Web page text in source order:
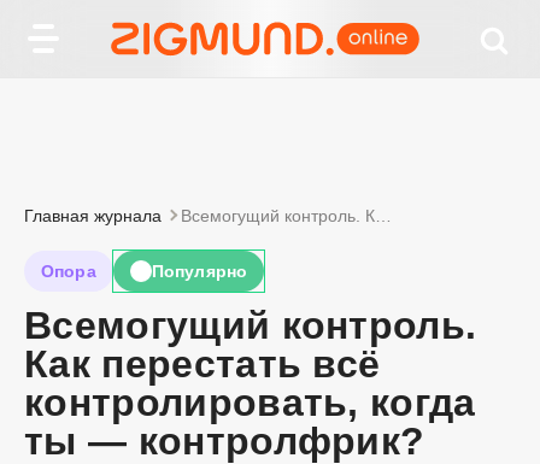
Главная журнала
Опора Популярно
Всемогущий контроль.
Как перестать всё
контролировать, когда
ты — контролфрик?